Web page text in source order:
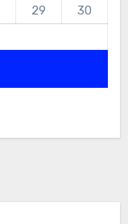
29
30